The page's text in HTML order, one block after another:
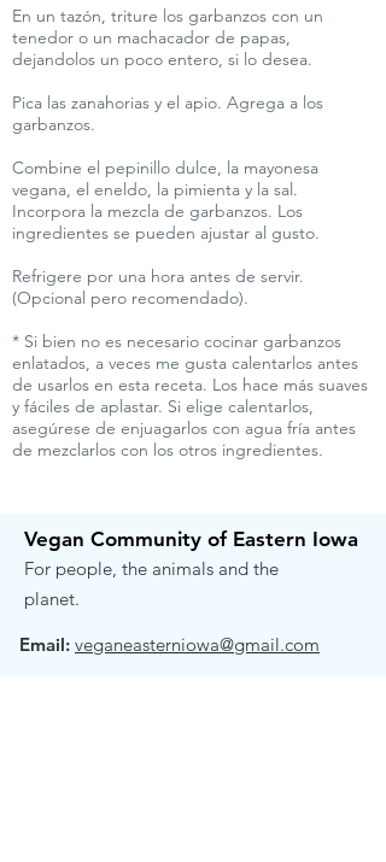
En un tazón, triture los garbanzos con un
tenedor o un machacador de papas,
dejandolos un poco entero, si lo desea.
Pica las zanahorias y el apio. Agrega a los
garbanzos.
Combine el pepinillo dulce, la mayonesa
vegana, el eneldo, la pimienta y la sal.
Incorpora la mezcla de garbanzos. Los
ingredientes se pueden ajustar al gusto.
Refrigere por una hora antes de servir.
(Opcional pero recomendado).
* Si bien no es necesario cocinar garbanzos
enlatados, a veces me gusta calentarlos antes
de usarlos en esta receta. Los hace más suaves
y fáciles de aplastar. Si elige calentarlos,
asegúrese de enjuagarlos con agua fría antes
de mezclarlos con los otros ingredientes.
Vegan Community of Eastern Iowa
For people, the animals and the
planet.
Email: veganeasterniowa@gmail.com